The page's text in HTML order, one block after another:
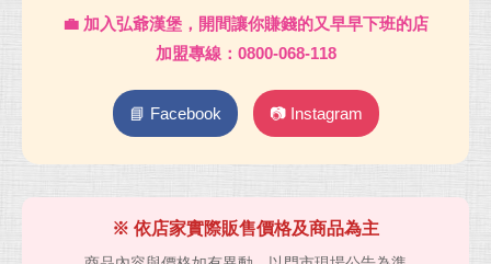
💼 加入弘爺漢堡，開間讓你賺錢的又早早下班的店
加盟專線：0800-068-118
📘 Facebook 📷 Instagram
※ 依店家實際販售價格及商品為主